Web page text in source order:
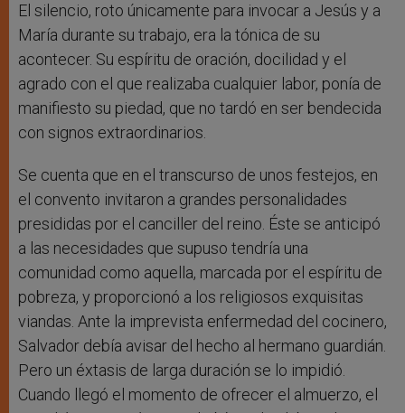
El silencio, roto únicamente para invocar a Jesús y a
María durante su trabajo, era la tónica de su
acontecer. Su espíritu de oración, docilidad y el
agrado con el que realizaba cualquier labor, ponía de
manifiesto su piedad, que no tardó en ser bendecida
con signos extraordinarios.
Se cuenta que en el transcurso de unos festejos, en
el convento invitaron a grandes personalidades
presididas por el canciller del reino. Éste se anticipó
a las necesidades que supuso tendría una
comunidad como aquella, marcada por el espíritu de
pobreza, y proporcionó a los religiosos exquisitas
viandas. Ante la imprevista enfermedad del cocinero,
Salvador debía avisar del hecho al hermano guardián.
Pero un éxtasis de larga duración se lo impidió.
Cuando llegó el momento de ofrecer el almuerzo, el